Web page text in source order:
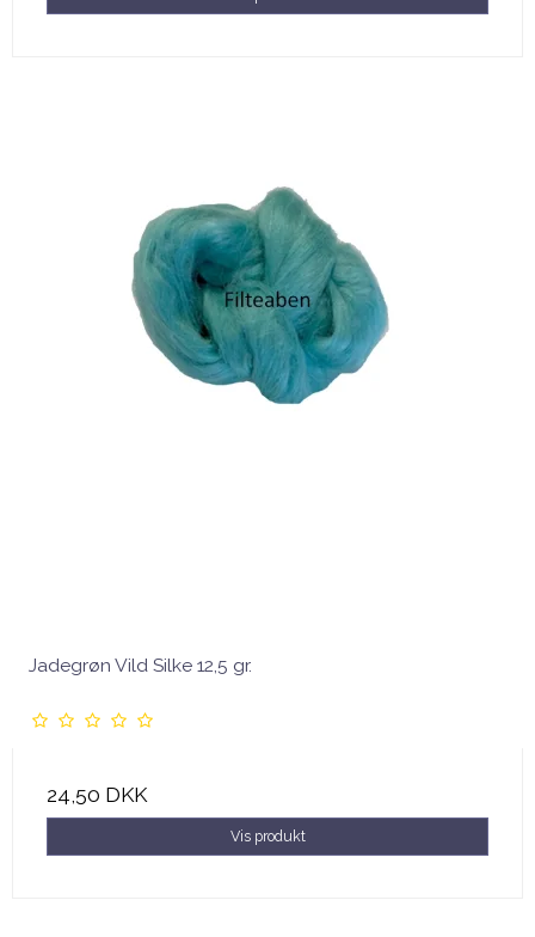
Jadegrøn Vild Silke 12,5 gr.
24,50 DKK
Vis produkt